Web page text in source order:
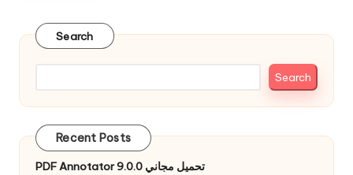
Search
Search
Recent Posts
PDF Annotator 9.0.0 تحميل مجاني